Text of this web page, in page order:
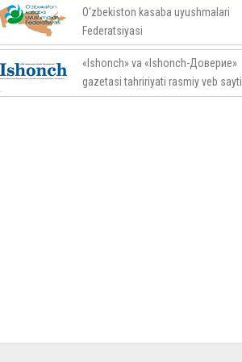
O‘zbekiston kasaba uyushmalari
Federatsiyasi
«Ishonch» va «Ishonch-Доверие»
gazetasi tahririyati rasmiy veb sayti